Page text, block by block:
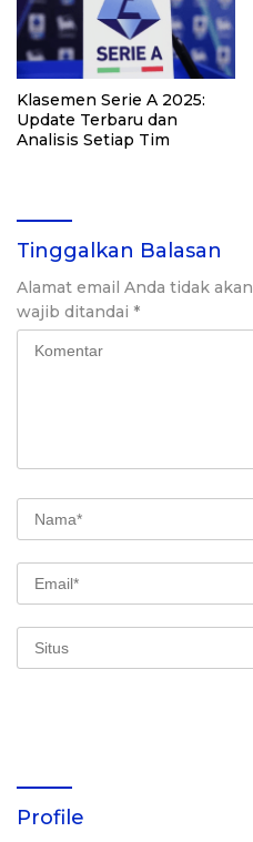
Klasemen Serie A 2025:
Update Terbaru dan
Analisis Setiap Tim
Tinggalkan Balasan
Alamat email Anda tidak
wajib ditandai *
Profile